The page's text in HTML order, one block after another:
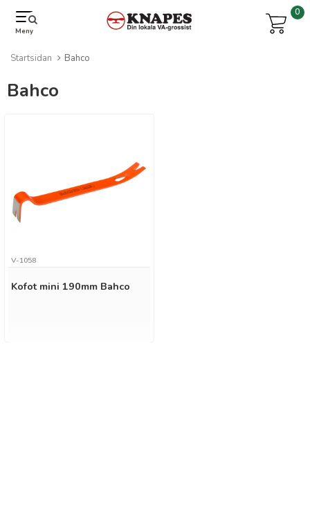
Meny
0
Startsidan Bahco
Bahco
Kofot mini 190mm Bahco
V-1058